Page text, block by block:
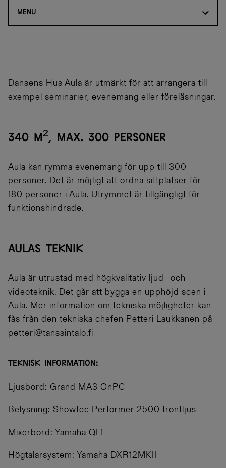
MENU
Dansens Hus Aula är utmärkt för att arrangera till
exempel seminarier, evenemang eller föreläsningar.
340 M², MAX. 300 PERSONER
Aula kan rymma evenemang för upp till 300
personer. Det är möjligt att ordna sittplatser för
180 personer i Aula. Utrymmet är tillgängligt för
funktionshindrade.
AULAS TEKNIK
Aula är utrustad med högkvalitativ ljud- och
videoteknik. Det går att bygga en upphöjd scen i
Aula. Mer information om tekniska möjligheter kan
fås från den tekniska chefen Petteri Laukkanen på
petteri@tanssintalo.fi
TEKNISK INFORMATION:
Ljusbord: Grand MA3 OnPC
Belysning: Showtec Performer 2500 frontljus
Mixerbord: Yamaha QL1
Högtalarsystem: Yamaha DXR12MKII